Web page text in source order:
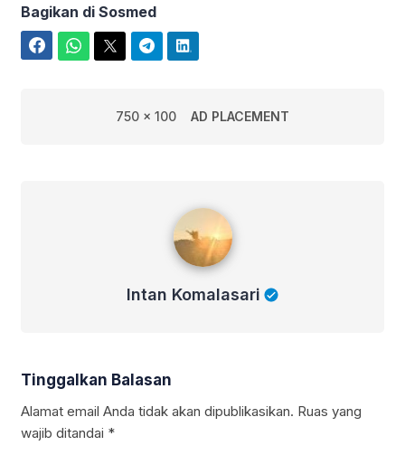
Bagikan di Sosmed
750 x 100 AD PLACEMENT
Intan Komalasari
Tinggalkan Balasan
Alamat email Anda tidak akan dipublikasikan. Ruas yang
wajib ditandai *